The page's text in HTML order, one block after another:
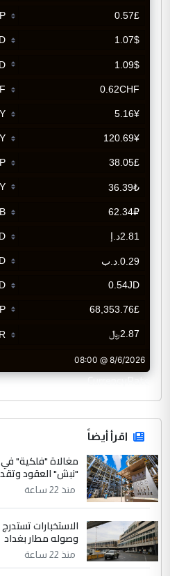
CurrencyRate
اقرأ أيضاً
مغالاة "فلكية"
"نبش" العقود
منذ 22 ساعة
الاستخبارات
وصوله مطار بغداد
منذ 22 ساعة